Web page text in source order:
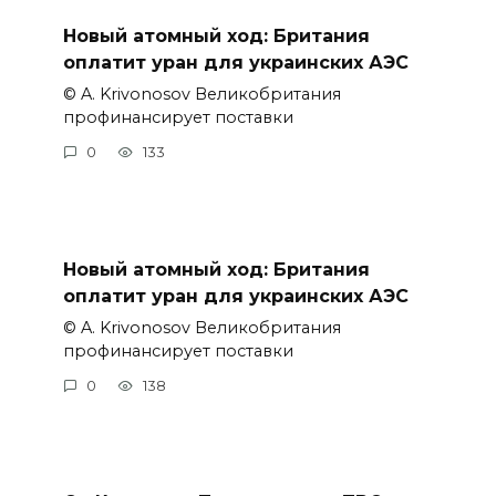
Новый атомный ход: Британия
оплатит уран для украинских АЭС
© A. Krivonosov Великобритания
профинансирует поставки
0 133
Новый атомный ход: Британия
оплатит уран для украинских АЭС
© A. Krivonosov Великобритания
профинансирует поставки
0 138